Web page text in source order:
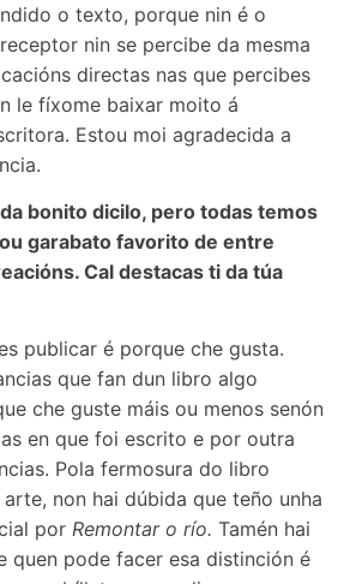
o texto, porque nin é o
nin se percibe da mesma
directas nas que percibes
le fíxome baixar moito á
Estou moi agradecida a
bonito dicilo, pero todas temos
garabato favorito de entre
Cal destacas ti da túa
publicar é porque che gusta.
que fan dun libro algo
che guste máis ou menos senón
en que foi escrito e por outra
Pola fermosura do libro
non hai dúbida que teño unha
por Remontar o río. Tamén hai
quen pode facer esa distinción é